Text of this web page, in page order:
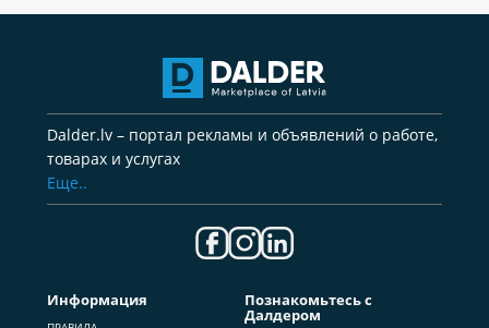
Dalder.lv – портал рекламы и объявлений о работе,
товарах и услугах
Еще..
Информация Познакомьтесь с
Далдером